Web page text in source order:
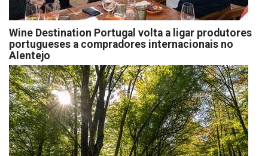
Wine Destination Portugal volta a ligar produtores
portugueses a compradores internacionais no
Alentejo